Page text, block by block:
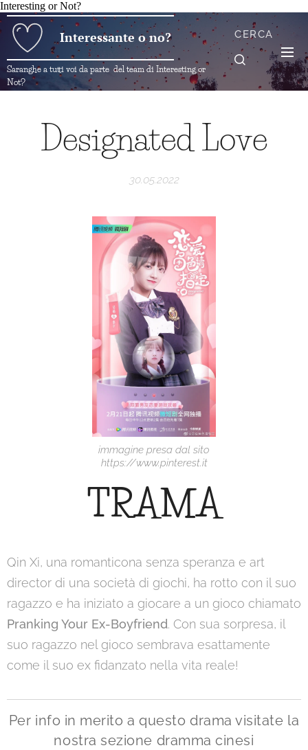
Interesting or Not?
Interessante o no?
Saranghe a tutti voi da parte del team di Interesting or
Not?
CERCA
Designated Love
30.05.2022
immagine presa dal sito
https://www.pinterest.it
TRAMA
Qin Xi, una romanticona senza speranza e art
director di una società di giochi, ha rotto con il suo
ragazzo e ha iniziato a giocare a un gioco chiamato
Pranking Your Ex-Boyfriend. Con sua sorpresa, il
suo ragazzo nel gioco sembrava esattamente
come il suo ex fidanzato nella vita reale!
Per info in merito a questo drama visitate la
nostra sezione dramma cinesi